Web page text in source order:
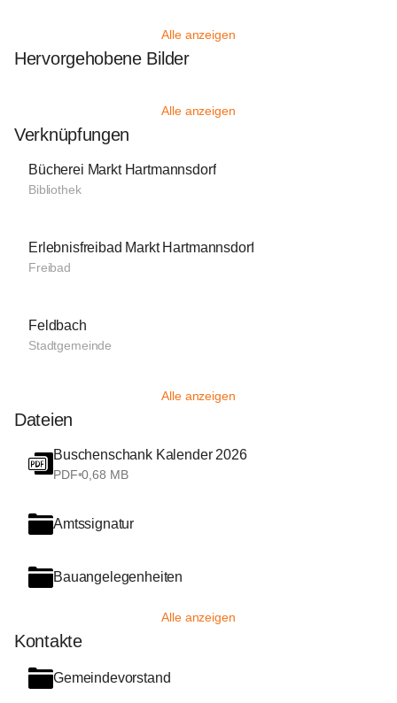
Alle anzeigen
Hervorgehobene Bilder
Alle anzeigen
Verknüpfungen
Bücherei Markt Hartmannsdorf
Bibliothek
Erlebnisfreibad Markt Hartmannsdorf
Freibad
Feldbach
Stadtgemeinde
Alle anzeigen
Dateien
Buschenschank Kalender 2026
PDF•0,68 MB
Amtssignatur
Bauangelegenheiten
Alle anzeigen
Kontakte
Gemeindevorstand